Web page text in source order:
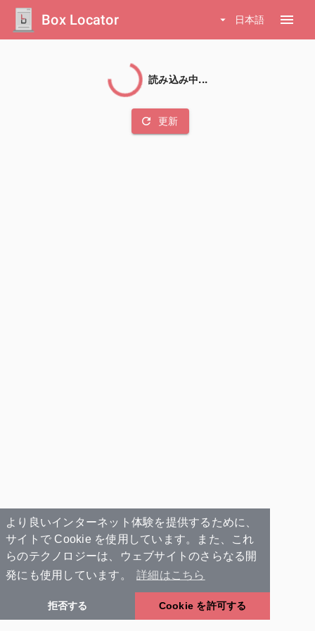
より良いインターネット体験を提供するために、
サイトで Cookie を使用しています。また、これ
らのテクノロジーは、ウェブサイトのさらなる開
発にも使用しています。
詳細はこちら
拒否する Cookie を許可する
Box Locator arrow_drop_down 日本語 menu
読み込み中...
refresh 更新